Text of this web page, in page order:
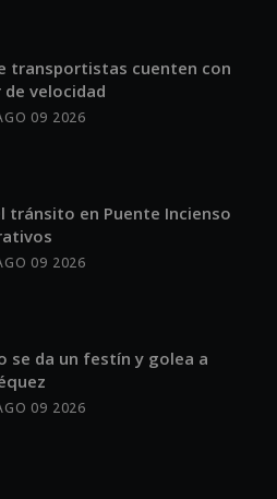
transportistas cuenten con
velocidad
09 2026
tránsito en Puente Incienso
09 2026
se da un festín y golea a
09 2026